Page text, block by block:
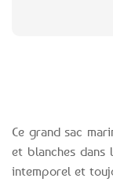
Ce grand sac
et blanches dans
intemporel et